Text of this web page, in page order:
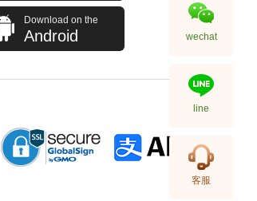
Download on the
Android wechat
line
客服